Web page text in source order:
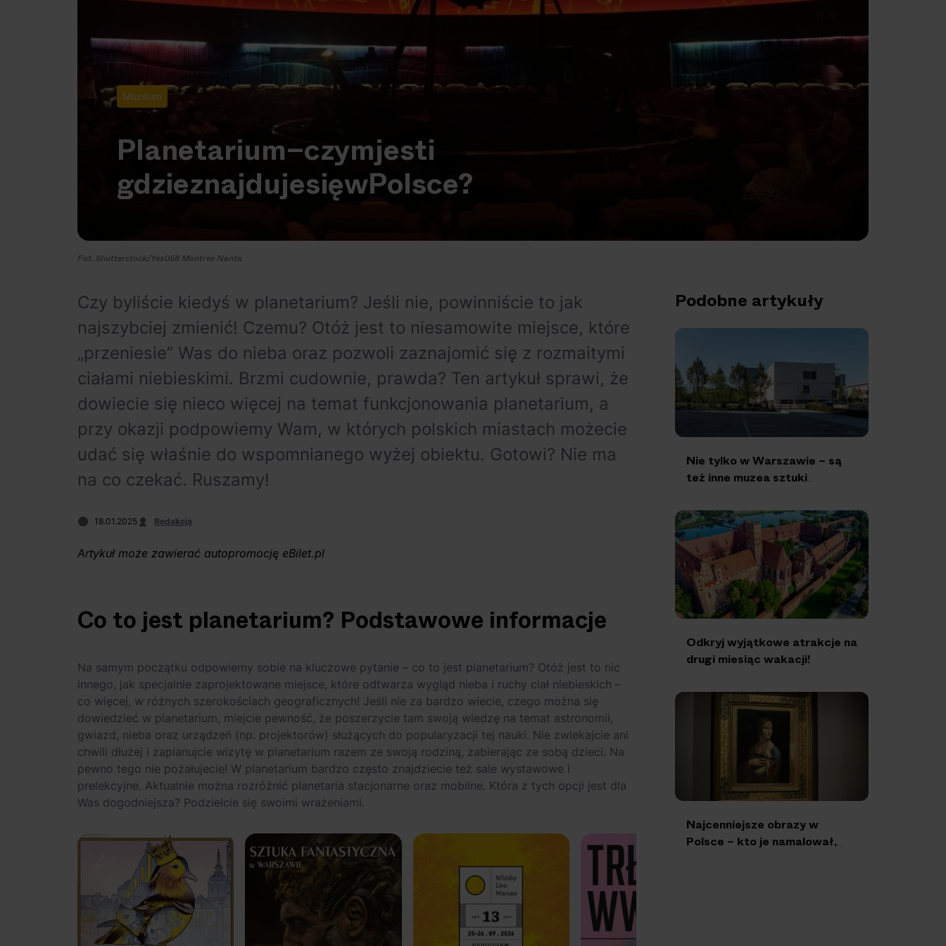
Muzeum
Planetarium–czymjesti
gdzieznajdujesięwPolsce?
Fot. Shutterstock/Yes058 Montree Nanta
Czy byliście kiedyś w planetarium? Jeśli nie, powinniście to jak
najszybciej zmienić! Czemu? Otóż jest to niesamowite miejsce, które
„przeniesie” Was do nieba oraz pozwoli zaznajomić się z rozmaitymi
ciałami niebieskimi. Brzmi cudownie, prawda? Ten artykuł sprawi, że
dowiecie się nieco więcej na temat funkcjonowania planetarium, a
przy okazji podpowiemy Wam, w których polskich miastach możecie
udać się właśnie do wspomnianego wyżej obiektu. Gotowi? Nie ma
na co czekać. Ruszamy!
18.01.2025 Redakcja
Artykuł może zawierać autopromocję eBilet.pl
Co to jest planetarium? Podstawowe informacje
Na samym początku odpowiemy sobie na kluczowe pytanie – co to jest planetarium? Otóż jest to nic
innego, jak specjalnie zaprojektowane miejsce, które odtwarza wygląd nieba i ruchy ciał niebieskich –
co więcej, w różnych szerokościach geograficznych! Jeśli nie za bardzo wiecie, czego można się
dowiedzieć w planetarium, miejcie pewność, że poszerzycie tam swoją wiedzę na temat astronomii,
gwiazd, nieba oraz urządzeń (np. projektorów) służących do popularyzacji tej nauki. Nie zwlekajcie ani
chwili dłużej i zaplanujcie wizytę w planetarium razem ze swoją rodziną, zabierając ze sobą dzieci. Na
pewno tego nie pożałujecie! W planetarium bardzo często znajdziecie też sale wystawowe i
prelekcyjne. Aktualnie można rozróżnić planetaria stacjonarne oraz mobilne. Która z tych opcji jest dla
Was dogodniejsza? Podzielcie się swoimi wrażeniami.
Podobne artykuły
Nie tylko w Warszawie – są
też inne muzea sztuki
Odkryj wyjątkowe atrakcje na
drugi miesiąc wakacji!
Najcenniejsze obrazy w
Polsce – kto je namalował,